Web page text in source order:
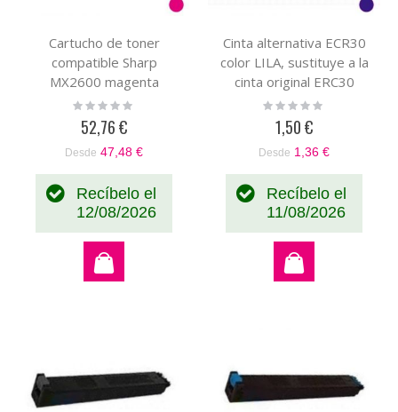
Cartucho de toner
compatible Sharp
MX2600 magenta
genérico con el toner
original MX31GTMA
Rating:
52,76 €
Desde 47,48 €
Recíbelo el
12/08/2026
Cinta alternativa ECR30
color LILA, sustituye a la
cinta original ERC30
ERC34 ERC38
C43S015244
Rating:
1,50 €
Desde 1,36 €
Recíbelo el
11/08/2026